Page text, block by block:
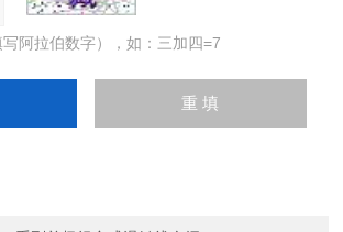
阿拉伯数字），如：三加四=7